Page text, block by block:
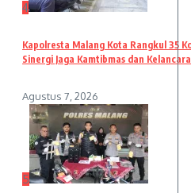
4
Kapolresta Malang Kota Rangkul 35
Sinergi Jaga Kamtibmas dan
Agustus 7, 2026
5